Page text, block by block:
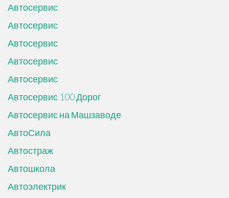
Автосервис
Автосервис
Автосервис
Автосервис
Автосервис
Автосервис 100 Дорог
Автосервис на Машзаводе
АвтоСила
Автостраж
Автошкола
Автоэлектрик